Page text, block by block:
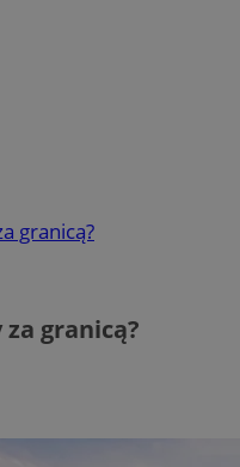
granicą?
granicą?